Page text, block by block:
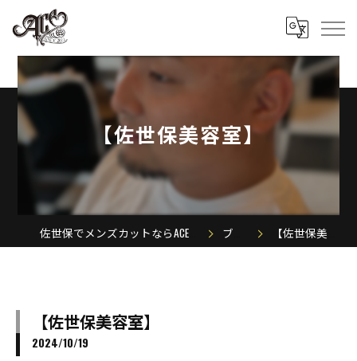
【佐世保美容室】
ブログ 【佐世保美容室】
【佐世保美容室】
2024/10/19